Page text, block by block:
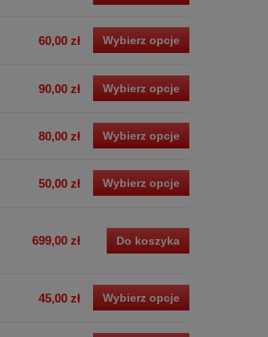
60,00 zł Wybierz opcje
90,00 zł Wybierz opcje
80,00 zł Wybierz opcje
50,00 zł Wybierz opcje
699,00 zł Do koszyka
45,00 zł Wybierz opcje